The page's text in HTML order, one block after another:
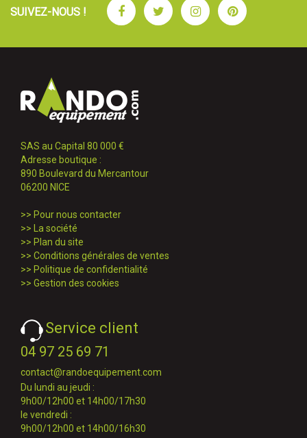
SUIVEZ-NOUS ! FacebookTwitterInstagramPinterest
SAS au Capital 80 000 €
Adresse boutique :
890 Boulevard du Mercantour
06200 NICE
>> Pour nous contacter
>> La société
>> Plan du site
>> Conditions générales de ventes
>> Politique de confidentialité
>> Gestion des cookies
Service client
04 97 25 69 71
contact@randoequipement.com
Du lundi au jeudi :
9h00/12h00 et 14h00/17h30
le vendredi :
9h00/12h00 et 14h00/16h30